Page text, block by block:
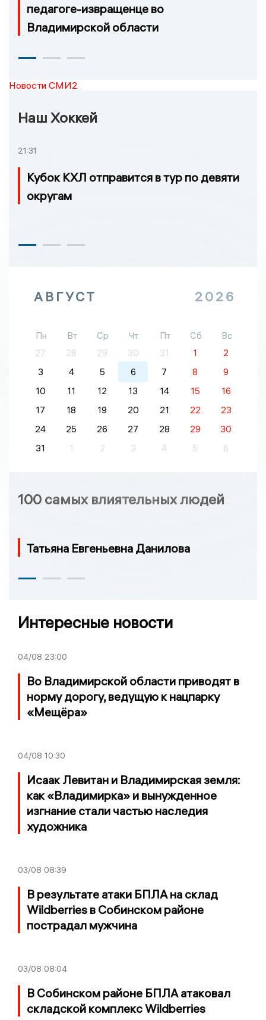
педагоге-извращенце во
Владимирской области
Новости СМИ2
Наш Хоккей
21:31
Кубок КХЛ отправится в тур по девяти
округам
АВГУСТ 2026
Пн Вт Ср Чт Пт Сб
Вс
27
28 29 30 31 1
2
3
4 5 6 7 8
9
10
11 12 13 14 15
16
17
18 19 20 21 22
23
24
25 26 27 28 29
30
31
1 2 3 4 5 6
100 самых влиятельных людей
Татьяна Евгеньевна Данилова
Интересные новости
04/08 23:00
Во Владимирской области приводят в
норму дорогу, ведущую к нацпарку
«Мещёра»
04/08 10:30
Исаак Левитан и Владимирская земля:
как «Владимирка» и вынужденное
изгнание стали частью наследия
художника
03/08 08:39
В результате атаки БПЛА на склад
Wildberries в Собинском районе
пострадал мужчина
03/08 08:04
В Собинском районе БПЛА атаковал
складской комплекс Wildberries